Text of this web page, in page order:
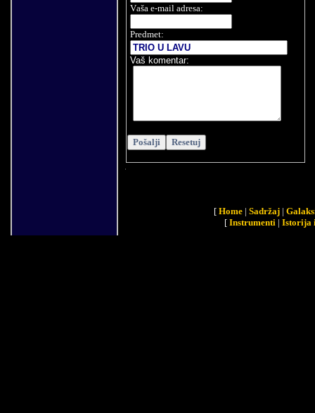
Vaša e-mail adresa:
Predmet:
Vaš komentar:
[ Home | Sadržaj |
[ Instrumenti | Istorija